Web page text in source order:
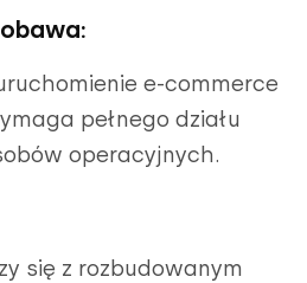
e-commerce
pełnego działu
operacyjnych.
się z rozbudowanym